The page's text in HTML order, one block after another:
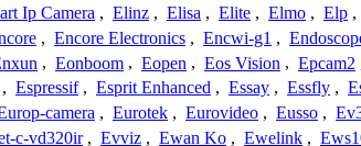
Ip Camera , Elinz , Elisa , Elite , Elmo , Elp ,
, Encore Electronics , Encwi-g1 ,
, Eonboom , Eopen , Eos Vision , Epcam2
, Espressif , Esprit Enhanced , Essay , Essfly ,
camera , Eurotek , Eurovideo , Eusso ,
c-vd320ir , Evviz , Ewan Ko , Ewelink ,